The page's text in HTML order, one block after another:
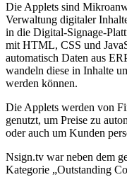
Die Applets sind
Verwaltung digitaler
in die Digital-Signage-
mit HTML, CSS und
automatisch Daten aus
wandeln diese in Inhalte
werden können.
Die Applets werden von
genutzt, um Preise zu
oder auch um Kunden
Nsign.tv war neben dem
Kategorie „Outstanding